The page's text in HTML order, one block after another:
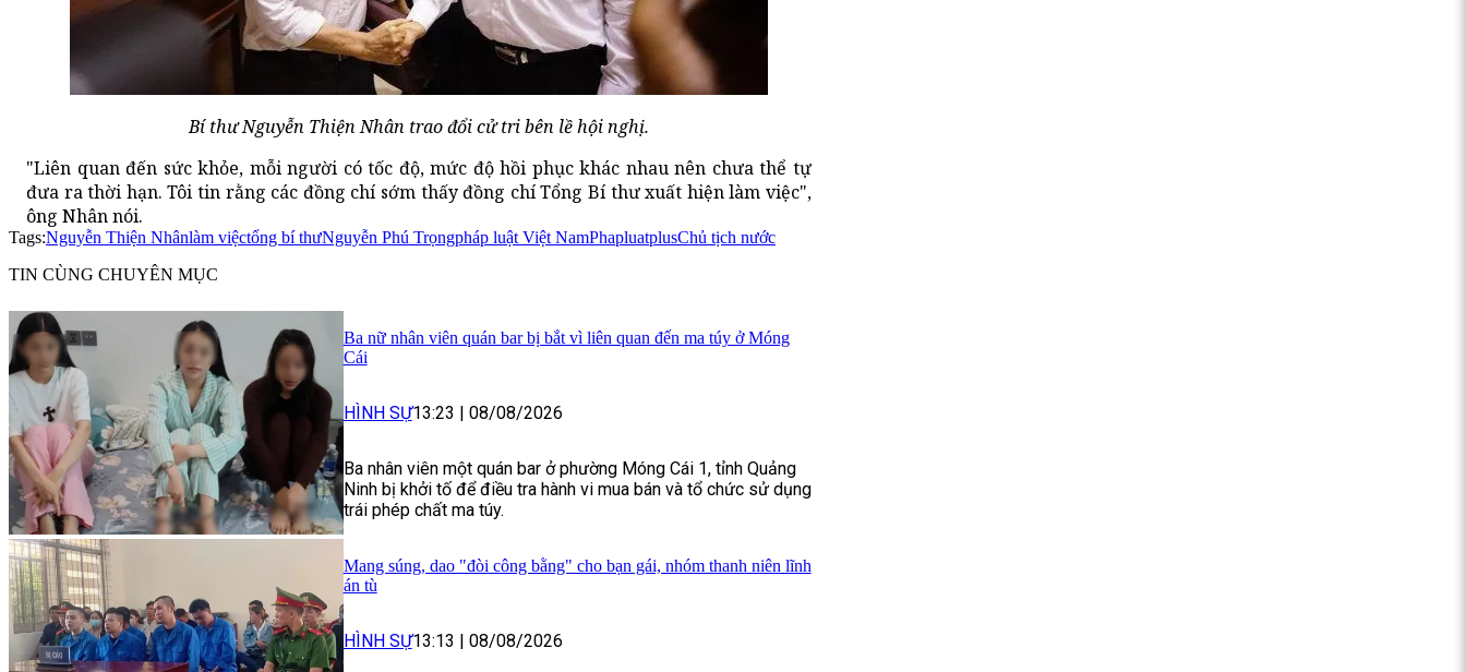
Bí thư Nguyễn Thiện Nhân trao đổi cử tri bên lề hội nghị.
"Liên quan đến sức khỏe, mỗi người có tốc độ, mức độ hồi phục khác nhau nên chưa thể tự
đưa ra thời hạn. Tôi tin rằng các đồng chí sớm thấy đồng chí Tổng Bí thư xuất hiện làm việc",
ông Nhân nói.
Tags:Nguyễn Thiện Nhânlàm việctổng bí thưNguyễn Phú Trọngpháp luật Việt NamPhapluatplusChủ tịch nước
TIN CÙNG CHUYÊN MỤC
Ba nữ nhân viên quán bar bị bắt vì liên quan đến ma túy ở Móng
Cái
HÌNH SỰ13:23 | 08/08/2026
Ba nhân viên một quán bar ở phường Móng Cái 1, tỉnh Quảng
Ninh bị khởi tố để điều tra hành vi mua bán và tổ chức sử dụng
trái phép chất ma túy.
Mang súng, dao "đòi công bằng" cho bạn gái, nhóm thanh niên lĩnh
án tù
HÌNH SỰ13:13 | 08/08/2026